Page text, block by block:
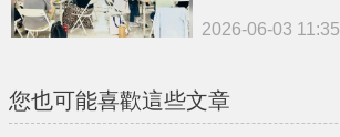
2026-06-03 11:35
您也可能喜歡這些文章